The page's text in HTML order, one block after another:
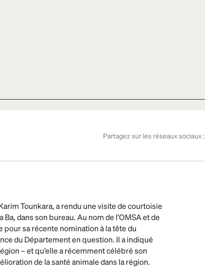
Partagez sur les réseaux sociaux :
Tounkara, a rendu une visite de courtoisie
dans son bureau. Au nom de l’OMSA et de
sa récente nomination à la tête du
du Département en question. Il a indiqué
– et qu’elle a récemment célébré son
de la santé animale dans la région.